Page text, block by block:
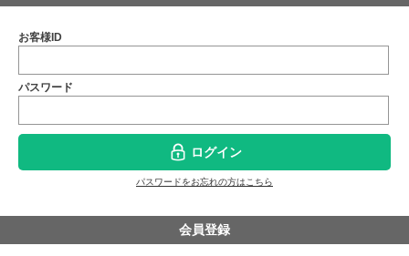
お客様ID
パスワード
ログイン
パスワードをお忘れの方はこちら
会員登録